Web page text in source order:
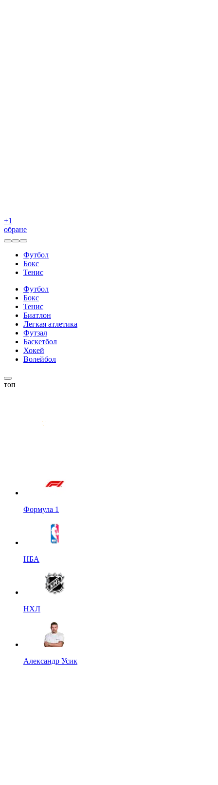
+1
обране
Футбол
Бокс
Тенис
Футбол
Бокс
Тенис
Биатлон
Легкая атлетика
Футзал
Баскетбол
Хокей
Волейбол
топ
Формула 1
НБА
НХЛ
Александр Усик